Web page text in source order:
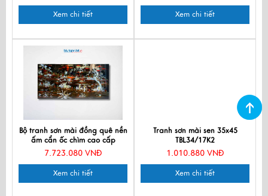
Xem chi tiết Xem chi tiết
Bộ tranh sơn mài đồng quê nền
ấm cẩn ốc chìm cao cấp
TSM483-1
7.723.080 VNĐ
Xem chi tiết
Tranh sơn mài sen 35x45
TBL34/17K2
1.010.880 VNĐ
Xem chi tiết